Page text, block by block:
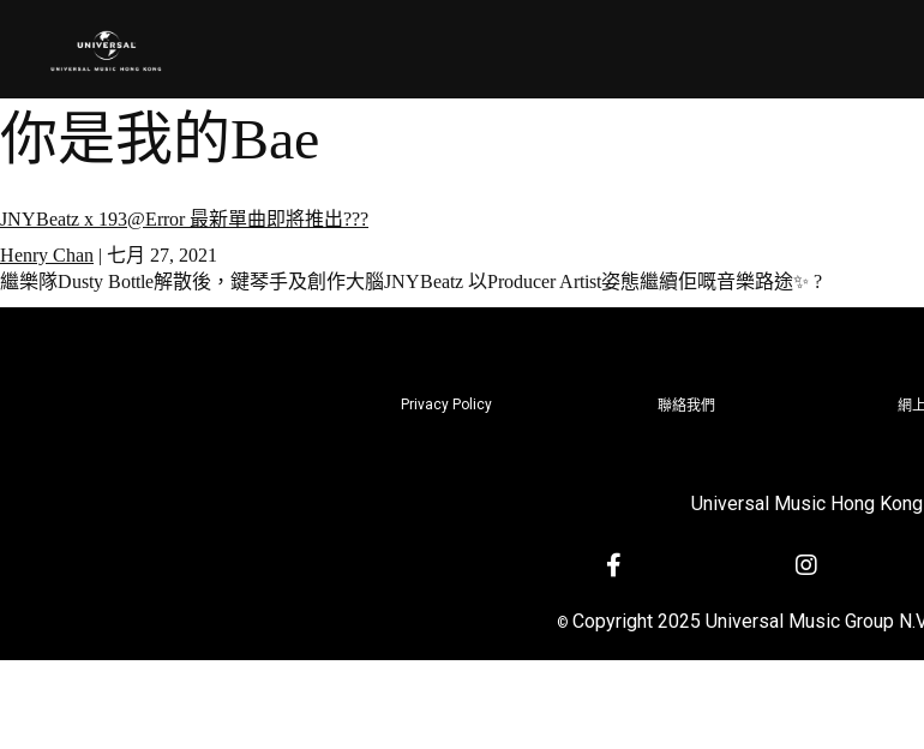
你是我的Bae
JNYBeatz x 193@Error 最新單曲即將推出???
Henry Chan | 七月 27, 2021
繼樂隊Dusty Bottle解散後，鍵琴手及創作大腦JNYBeatz 以Producer Artist姿態繼續佢嘅音樂路途✨ ?
Privacy Policy 聯絡我們 網
Universal Music Hong Kong
© Copyright 2025 Universal Music Group